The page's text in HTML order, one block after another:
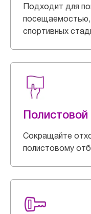
Подходит для
посещаемостью,
спортивных
Сокращайте
полистовому